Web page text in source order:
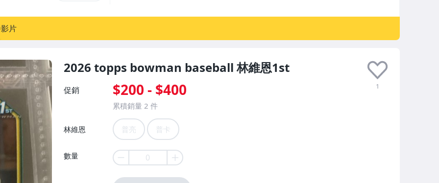
2026 topps bowman baseball 林維恩1st
1
促銷 $200 - $400
累積銷量 2 件
林維恩 普亮 普卡
數量
片